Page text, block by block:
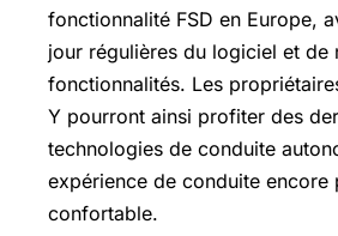
fonctionnalité FSD en Europe,
jour régulières du logiciel et de
fonctionnalités. Les
Y pourront ainsi profiter des
technologies de conduite
expérience de conduite encore
confortable.